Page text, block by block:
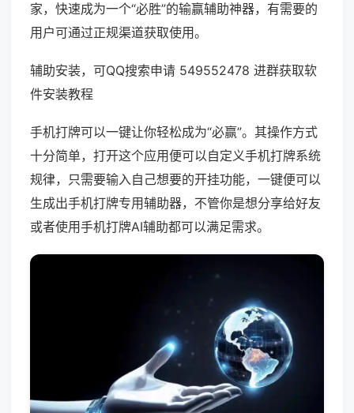
家，快速成为一个“必胜”的输赢辅助神器，有需要的
用户可通过正规渠道获取使用。
辅助安装，可QQ搜索申请 549552478 进群获取软
件安装教程
手机打牌可以一键让你轻松成为“必赢”。其操作方式
十分简单，打开这个应用便可以自定义手机打牌系统
规律，只需要输入自己想要的开挂功能，一键便可以
生成出手机打牌专用辅助器，不管你是想分享给好友
或者使用手机打牌AI辅助都可以满足需求。